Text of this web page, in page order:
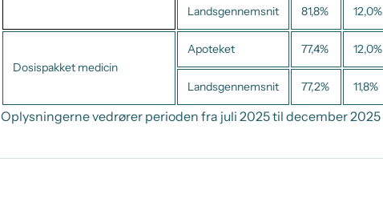
Landsgennemsnit 81,8% 12,0%
Dosispakket medicin
Apoteket 77,4% 12,0%
Landsgennemsnit 77,2% 11,8%
Oplysningerne vedrører perioden fra juli 2025 til december 2025